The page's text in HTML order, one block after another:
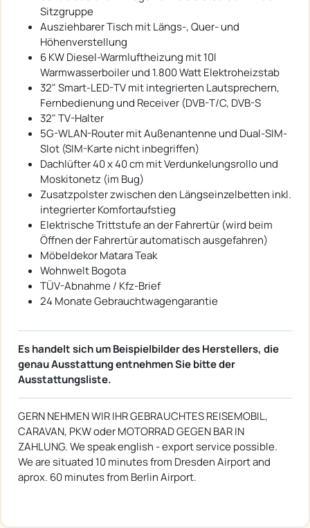
Sitzgruppe
Ausziehbarer Tisch mit Längs-, Quer- und
Höhenverstellung
6 KW Diesel-Warmluftheizung mit 10l
Warmwasserboiler und 1.800 Watt Elektroheizstab
32" Smart-LED-TV mit integrierten Lautsprechern,
Fernbedienung und Receiver (DVB-T/C, DVB-S
32" TV-Halter
5G-WLAN-Router mit Außenantenne und Dual-SIM-
Slot (SIM-Karte nicht inbegriffen)
Dachlüfter 40 x 40 cm mit Verdunkelungsrollo und
Moskitonetz (im Bug)
Zusatzpolster zwischen den Längseinzelbetten inkl.
integrierter Komfortaufstieg
Elektrische Trittstufe an der Fahrertür (wird beim
Öffnen der Fahrertür automatisch ausgefahren)
Möbeldekor Matara Teak
Wohnwelt Bogota
TÜV-Abnahme / Kfz-Brief
24 Monate Gebrauchtwagengarantie
Es handelt sich um Beispielbilder des Herstellers, die
genau Ausstattung entnehmen Sie bitte der
Ausstattungsliste.
GERN NEHMEN WIR IHR GEBRAUCHTES REISEMOBIL,
CARAVAN, PKW oder MOTORRAD GEGEN BAR IN
ZAHLUNG. We speak english - export service possible.
We are situated 10 minutes from Dresden Airport and
aprox. 60 minutes from Berlin Airport.